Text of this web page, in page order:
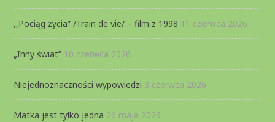
,,Pociąg życia” /Train de vie/ – film z 1998 11 czerwca 2026
„Inny świat” 10 czerwca 2026
Niejednoznaczności wypowiedzi 3 czerwca 2026
Matka jest tylko jedna 26 maja 2026